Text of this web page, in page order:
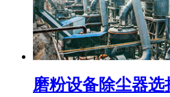
磨粉设备除尘器选